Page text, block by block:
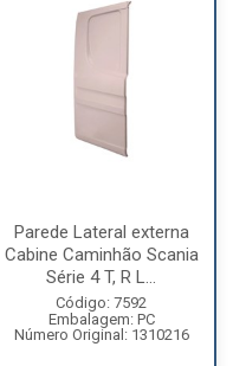
Parede Lateral externa
Cabine Caminhão Scania
Série 4 T, R L...
Código: 7592
Embalagem: PC
Número Original: 1310216